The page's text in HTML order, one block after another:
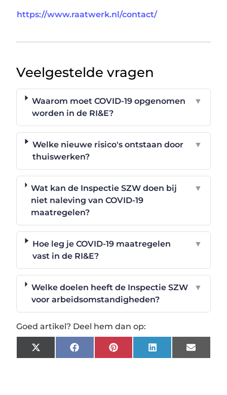
https://www.raatwerk.nl/contact/
Veelgestelde vragen
Waarom moet COVID-19 opgenomen
worden in de RI&E?
▼
Welke nieuwe risico's ontstaan door
thuiswerken?
▼
Wat kan de Inspectie SZW doen bij
niet naleving van COVID-19
maatregelen?
▼
Hoe leg je COVID-19 maatregelen
vast in de RI&E?
▼
Welke doelen heeft de Inspectie SZW
voor arbeidsomstandigheden?
▼
Goed artikel? Deel hem dan op:
X
(Twitter)
FacebookPinterestLinkedInEmail